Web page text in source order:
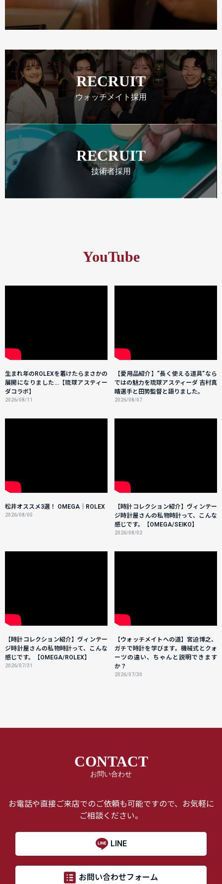
RECRUIT
ウォッチメイト採用
RECRUIT
技術者採用
YouTube
生まれ年のROLEXを着けたらまさかの
展開になりました...【琉球アスティー
ダコラボ】
2026/08/11
【愛用品紹介】”長く使える道具”なら
ではの魅力を琉球アスティーダ 吉村真
晴選手と田㔟監督と語りました。
2026/08/07
松井オススメ3選！ OMEGA｜ROLEX
2026/08/05
【時計コレクション紹介】ヴィンテー
ジ時計屋さんの私物時計って、こんな
感じです。【OMEGA/SEIKO】
2026/08/02
【時計コレクション紹介】ヴィンテー
ジ時計屋さんの私物時計って、こんな
感じです。【OMEGA/ROLEX】
2026/07/31
【ウォッチメイトへの道】宮迫博之、
ガチで時計を学びます。機械式とクォ
ーツの違い、ちゃんと説明できます
か？
2026/07/30
CONTACT
お問い合わせ
お電話や直接ご来店でのご依頼も可能ですので、お気軽に
ご相談ください。
LINE
お問い合わせフォーム